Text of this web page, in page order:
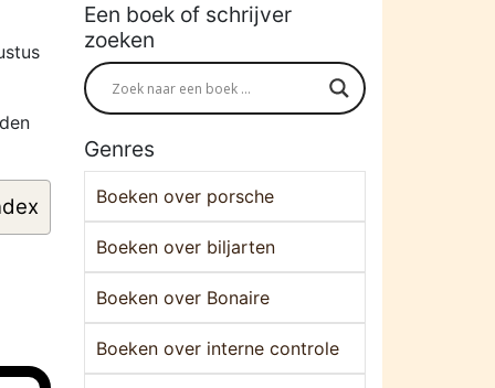
Een boek of schrijver
zoeken
Genres
Boeken over porsche
Boeken over biljarten
Boeken over Bonaire
Boeken over interne controle